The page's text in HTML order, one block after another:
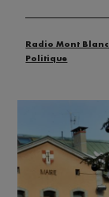
Radio Mont Blanc
Politique